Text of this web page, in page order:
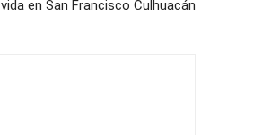
vida en San Francisco Culhuacán